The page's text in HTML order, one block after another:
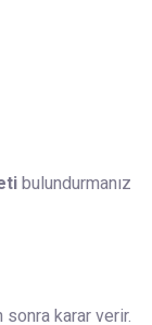
bulundurmanız
karar verir.